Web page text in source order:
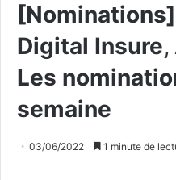
Digital
Les
semaine
03/06/2022 1 minute de